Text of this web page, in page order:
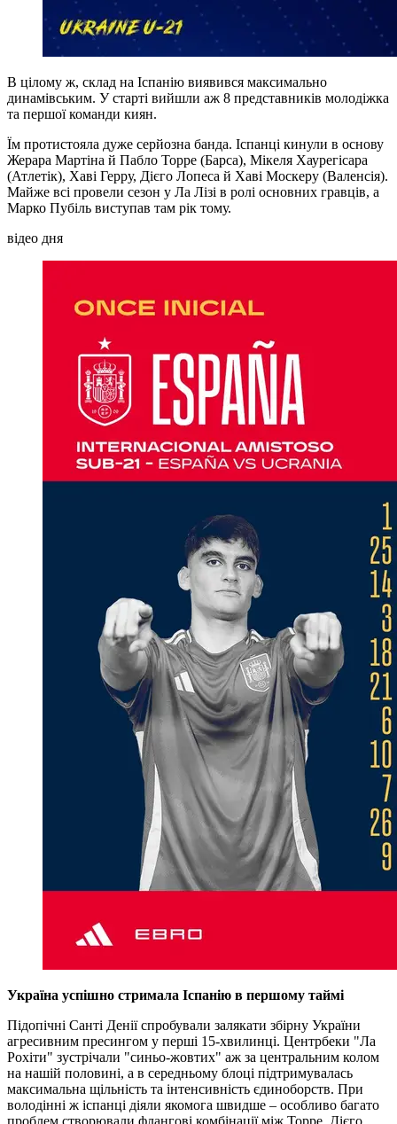
В цілому ж, склад на Іспанію виявився максимально
динамівським. У старті вийшли аж 8 представників молодіжка
та першої команди киян.
Їм протистояла дуже серйозна банда. Іспанці кинули в основу
Жерара Мартіна й Пабло Торре (Барса), Мікеля Хаурегісара
(Атлетік), Хаві Герру, Дієго Лопеса й Хаві Москеру (Валенсія).
Майже всі провели сезон у Ла Лізі в ролі основних гравців, а
Марко Пубіль виступав там рік тому.
відео дня
Україна успішно стримала Іспанію в першому таймі
Підопічні Санті Денії спробували залякати збірну України
агресивним пресингом у перші 15-хвилинці. Центрбеки "Ла
Рохіти" зустрічали "синьо-жовтих" аж за центральним колом
на нашій половині, а в середньому блоці підтримувалась
максимальна щільність та інтенсивність єдиноборств. При
володінні ж іспанці діяли якомога швидше – особливо багато